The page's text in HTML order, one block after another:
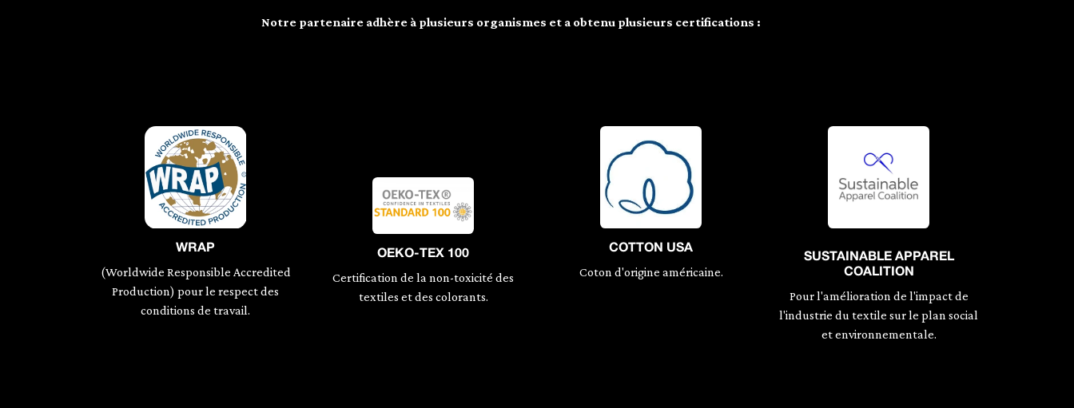
Notre partenaire adhère à plusieurs organismes et a obtenu plusieurs certifications :
WRAP
(Worldwide Responsible Accredited
Production) pour le respect des
conditions de travail.
OEKO-TEX 100
Certification de la non-toxicité des
textiles et des colorants.
COTTON USA
Coton d'origine américaine.
SUSTAINABLE APPAREL
COALITION
Pour l'amélioration de l'impact de
l'industrie du textile sur le plan social
et environnementale.